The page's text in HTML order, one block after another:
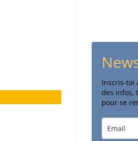
Inscris-toi
des infos,
pour se